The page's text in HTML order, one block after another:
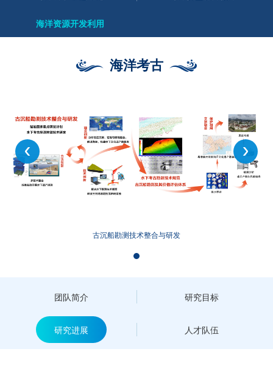
海洋资源开发利用
海洋考古
古沉船勘测技术整合与研发
团队简介 研究目标
研究进展 人才队伍